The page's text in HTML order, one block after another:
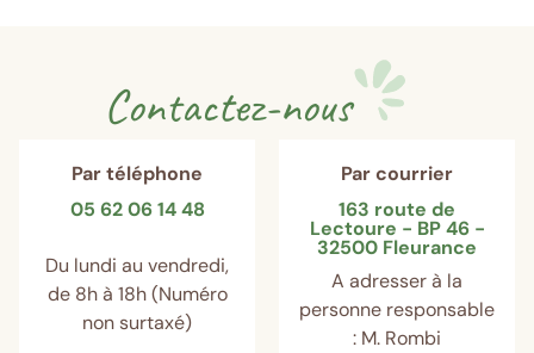
Contactez-nous
Par téléphone
05 62 06 14 48
Du lundi au vendredi,
de 8h à 18h (Numéro
non surtaxé)
Par courrier
163 route de
Lectoure - BP 46 -
32500 Fleurance
A adresser à la
personne responsable
: M. Rombi